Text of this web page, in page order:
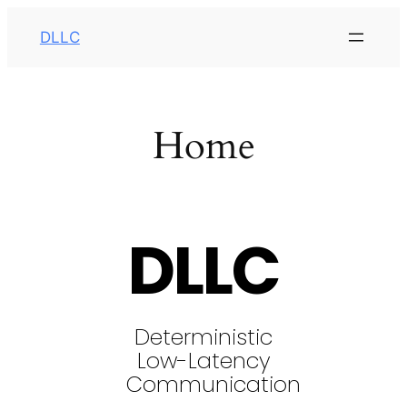
DLLC
Home
DLLC
Deterministic
Low-Latency
Communication